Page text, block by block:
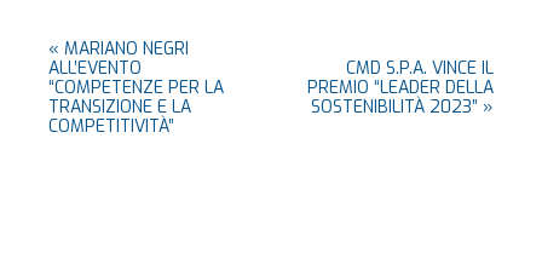
« MARIANO NEGRI
ALL’EVENTO
“COMPETENZE PER LA
TRANSIZIONE E LA
COMPETITIVITÀ”
CMD S.P.A. VINCE IL
PREMIO “LEADER DELLA
SOSTENIBILITÀ 2023” »